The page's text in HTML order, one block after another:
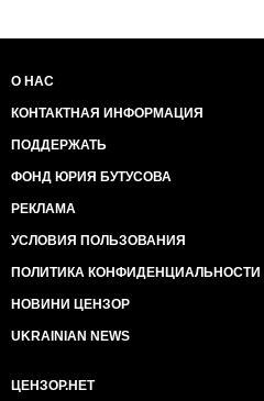
О НАС
КОНТАКТНАЯ ИНФОРМАЦИЯ
ПОДДЕРЖАТЬ
ФОНД ЮРИЯ БУТУСОВА
РЕКЛАМА
УСЛОВИЯ ПОЛЬЗОВАНИЯ
ПОЛИТИКА КОНФИДЕНЦИАЛЬНОСТИ
НОВИНИ ЦЕНЗОР
UKRAINIAN NEWS
ЦЕНЗОР.НЕТ